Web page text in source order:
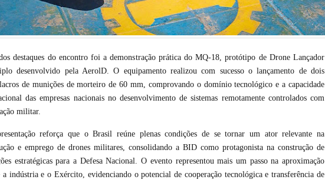
destaques do encontro foi a demonstração prática do MQ-18, protótipo de Drone Lançador
desenvolvido pela AerolD. O equipamento realizou com sucesso o lançamento de dois
de munições de morteiro de 60 mm, comprovando o domínio tecnológico e a capacidade
das empresas nacionais no desenvolvimento de sistemas remotamente controlados com
militar.
reforça que o Brasil reúne plenas condições de se tornar um ator relevante na
e emprego de drones militares, consolidando a BID como protagonista na construção de
estratégicas para a Defesa Nacional. O evento representou mais um passo na aproximação
a indústria e o Exército, evidenciando o potencial de cooperação tecnológica e transferência de